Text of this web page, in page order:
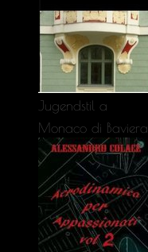
Jugendstil a
Monaco di Baviera